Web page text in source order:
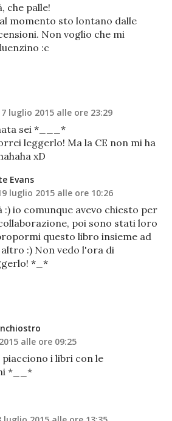
che palle!
momento sto lontano dalle
Non voglio che mi
:c
luglio 2015 alle ore 23:29
sei *___*
leggerlo! Ma la CE non mi ha
xD
Evans
luglio 2015 alle ore 10:26
:) io comunque avevo chiesto per
poi sono stati loro
questo libro insieme ad
:) Non vedo l'ora di
*_*
alle ore 09:25
i libri con le
*__*